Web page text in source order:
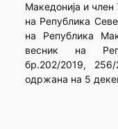
Македонија и член
на Република
на Република
весник на
бр.202/2019,
одржана на 5